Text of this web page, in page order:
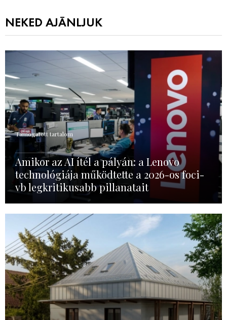
NEKED AJÁNLJUK
Támogatott tartalom
Amikor az AI ítél a pályán: a Lenovo
technológiája működtette a 2026-os foci-
vb legkritikusabb pillanatait